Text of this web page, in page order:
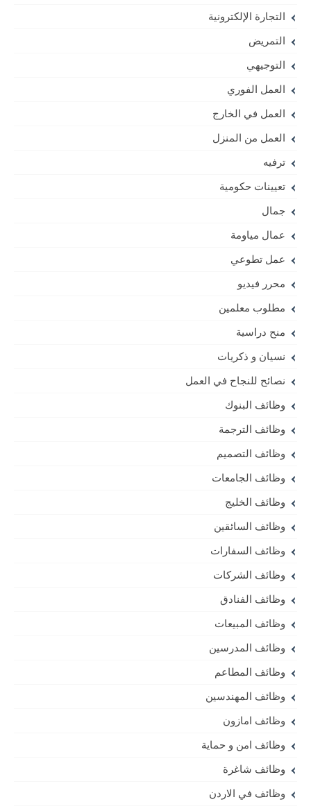
التجارة الإلكترونية
التمريض
التوجيهي
العمل الفوري
العمل في الخارج
العمل من المنزل
ترفيه
تعيينات حكومية
جمال
عمال مياومة
عمل تطوعي
محرر فيديو
مطلوب معلمين
منح دراسية
نسيان و ذكريات
نصائح للنجاح في العمل
وظائف البنوك
وظائف الترجمة
وظائف التصميم
وظائف الجامعات
وظائف الخليج
وظائف السائقين
وظائف السفارات
وظائف الشركات
وظائف الفنادق
وظائف المبيعات
وظائف المدرسين
وظائف المطاعم
وظائف المهندسين
وظائف امازون
وظائف امن و حماية
وظائف شاغرة
وظائف في الاردن